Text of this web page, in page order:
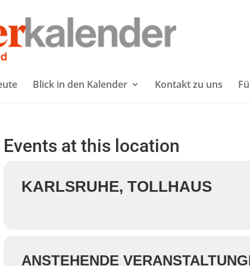
Blick in den Kalender Kontakt zu uns
Events at this location
KARLSRUHE, TOLLHAUS
ANSTEHENDE